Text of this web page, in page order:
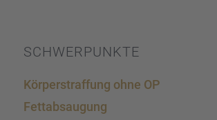
SCHWER­PUNKTE
Körper­straf­fung ohne OP
Fettab­sau­gung